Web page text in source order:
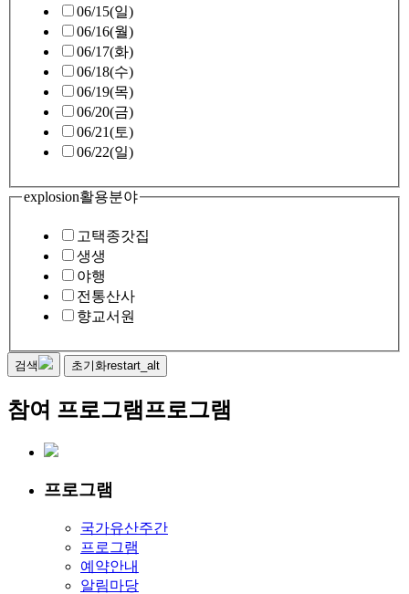
06/15(일)
06/16(월)
06/17(화)
06/18(수)
06/19(목)
06/20(금)
06/21(토)
06/22(일)
explosion활용분야
고택종갓집
생생
야행
전통산사
향교서원
검색 초기화restart_alt
참여 프로그램프로그램
프로그램
국가유산주간
프로그램
예약안내
알림마당